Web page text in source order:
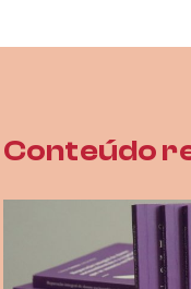
Conteúdo